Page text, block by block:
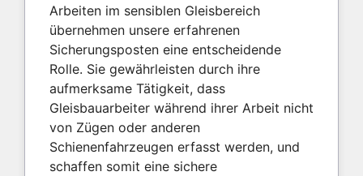
Arbeiten im sensiblen Gleisbereich
übernehmen unsere erfahrenen
Sicherungsposten eine entscheidende
Rolle. Sie gewährleisten durch ihre
aufmerksame Tätigkeit, dass
Gleisbauarbeiter während ihrer Arbeit nicht
von Zügen oder anderen
Schienenfahrzeugen erfasst werden, und
schaffen somit eine sichere